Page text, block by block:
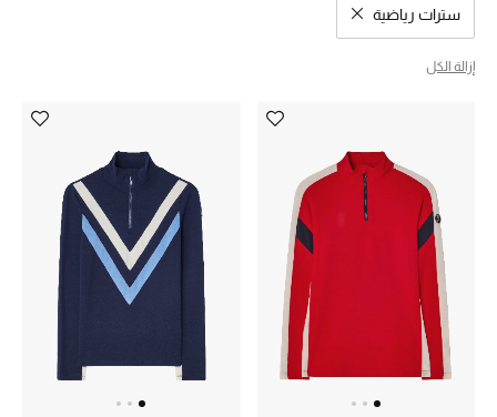
النساء
الرجال
مستلزمات المنزل
خصم حتى 70%
تسوقوا الآن
سترات رياضية
مسح نتائج البحث النوع المحدد
إزالة الكل